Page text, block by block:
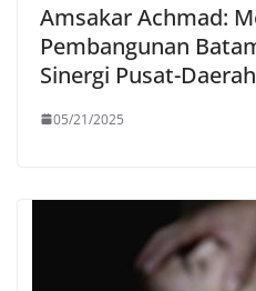
Amsakar Achmad:
Pembangunan
Sinergi Pusat-Daerah
05/21/2025